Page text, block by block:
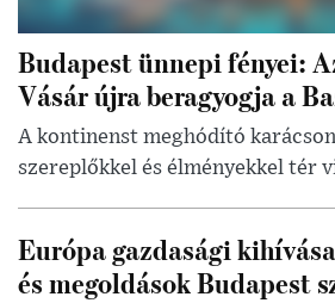
Budapest ünnepi fényei:
Vásár újra beragyogja a
A kontinenst meghódító
szereplőkkel és élményekkel tér
Európa gazdasági
és megoldások Budapest